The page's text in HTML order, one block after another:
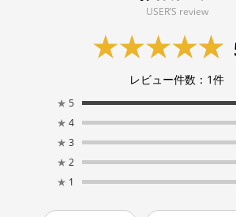
USER’S review
レビュー件数： 1件
★ 5
★ 4
★ 3
★ 2
★ 1